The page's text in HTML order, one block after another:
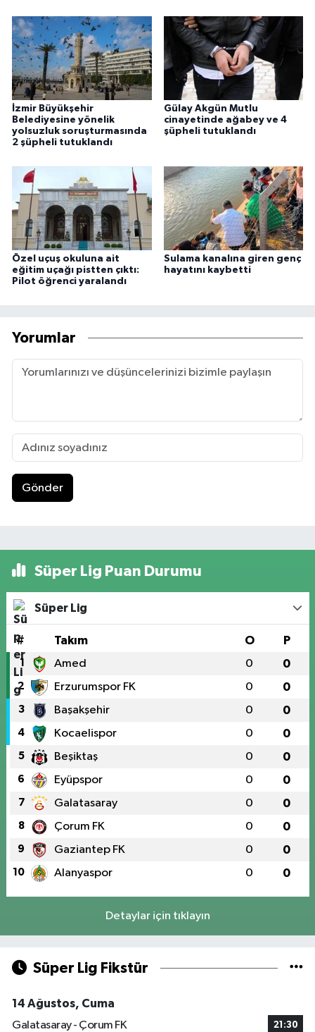
İzmir Büyükşehir
Belediyesine yönelik
yolsuzluk soruşturmasında
2 şüpheli tutuklandı
Gülay Akgün Mutlu
cinayetinde ağabey ve 4
şüpheli tutuklandı
Özel uçuş okuluna ait
eğitim uçağı pistten çıktı:
Pilot öğrenci yaralandı
Sulama kanalına giren genç
hayatını kaybetti
Yorumlar
Gönder
Süper Lig Puan Durumu
Süper Lig
# Takım O P
1 Amed 0 0
2 Erzurumspor FK 0 0
3 Başakşehir 0 0
4 Kocaelispor 0 0
5 Beşiktaş 0 0
6 Eyüpspor 0 0
7 Galatasaray 0 0
8 Çorum FK 0 0
9 Gaziantep FK 0 0
10 Alanyaspor 0 0
Detaylar için tıklayın
Süper Lig Fikstür
14 Ağustos, Cuma
Galatasaray - Çorum FK
21:30